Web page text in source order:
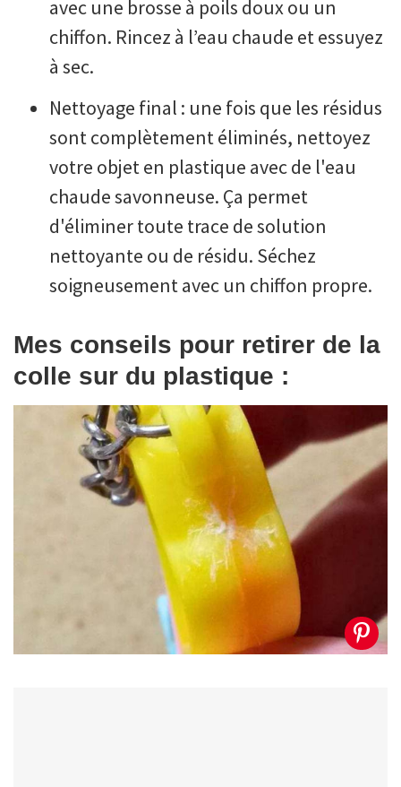
avec une brosse à poils doux ou un
chiffon. Rincez à l’eau chaude et essuyez
à sec.
Nettoyage final : une fois que les résidus
sont complètement éliminés, nettoyez
votre objet en plastique avec de l'eau
chaude savonneuse. Ça permet
d'éliminer toute trace de solution
nettoyante ou de résidu. Séchez
soigneusement avec un chiffon propre.
Mes conseils pour retirer de la
colle sur du plastique :